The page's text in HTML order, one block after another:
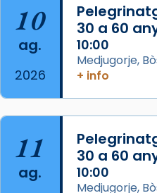
Mons. David Abadías.
📸 Dr. G. Simón
Photo
2 weeks ago
Memòria de les
Semproniana, verges
10
ag.
2026
30 a 60
10:00
Medjugorje,
+ info
11
ag.
30 a 60
10:00
Medjugorje,